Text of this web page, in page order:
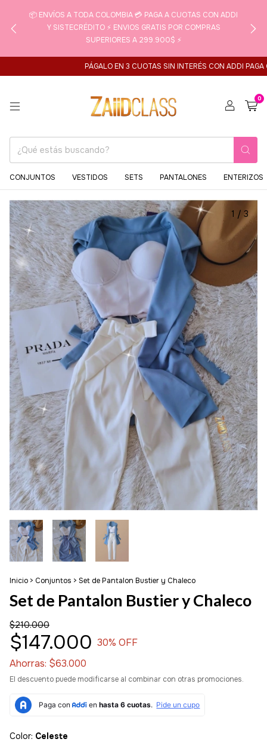
📦 ENVÍOS A TODA COLOMBIA 💳 PAGA A CUOTAS CON ADDI
Y SISTECRÉDITO ⚡ ENVIOS GRATIS POR COMPRAS
SUPERIORES A 299.900$ ⚡
PÁGALO EN 3 CUOTAS SIN INTERÉS CON ADDI PAGA
0
CONJUNTOS VESTIDOS SETS PANTALONES ENTERIZOS
1 / 3
Inicio > Conjuntos > Set de Pantalon Bustier y Chaleco
Set de Pantalon Bustier y Chaleco
$210.000
$147.000 30% OFF
Ahorras: $63.000
El descuento puede modificarse al combinar con otras promociones.
Color: Celeste